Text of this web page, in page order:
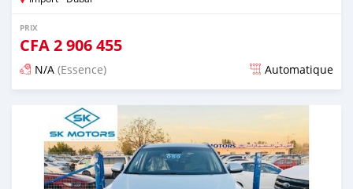
PRIX
CFA2 906 455
N/A (Essence) Automatique
Publié il y a presque 6 ans